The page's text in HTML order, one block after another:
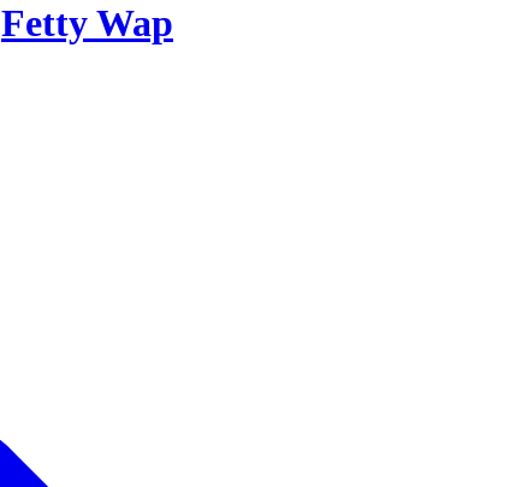
Fetty Wap